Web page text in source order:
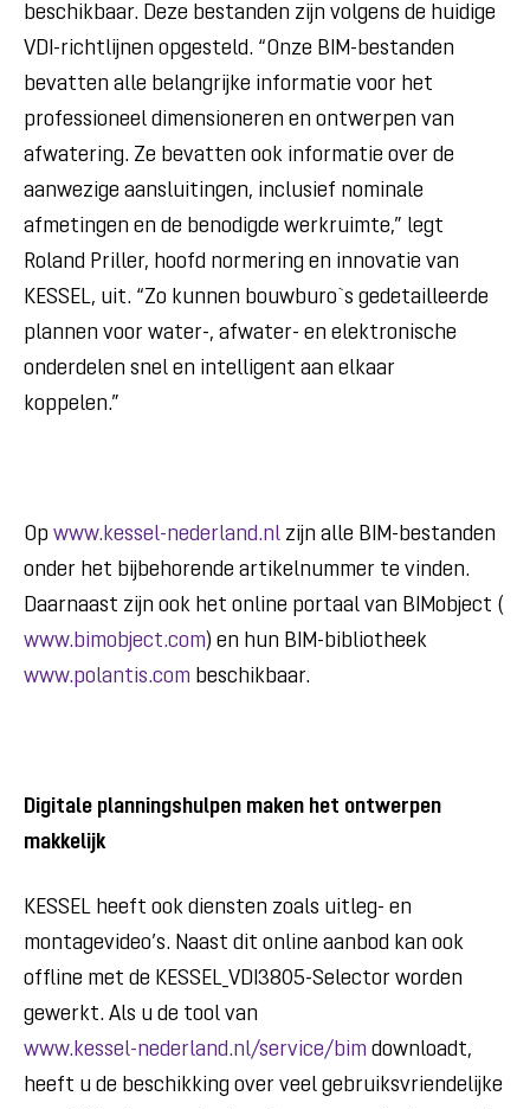
beschikbaar. Deze bestanden zijn volgens de huidige
VDI-richtlijnen opgesteld. “Onze BIM-bestanden
bevatten alle belangrijke informatie voor het
professioneel dimensioneren en ontwerpen van
afwatering. Ze bevatten ook informatie over de
aanwezige aansluitingen, inclusief nominale
afmetingen en de benodigde werkruimte,” legt
Roland Priller, hoofd normering en innovatie van
KESSEL, uit. “Zo kunnen bouwburo`s gedetailleerde
plannen voor water-, afwater- en elektronische
onderdelen snel en intelligent aan elkaar
koppelen.”
Op www.kessel-nederland.nl zijn alle BIM-bestanden
onder het bijbehorende artikelnummer te vinden.
Daarnaast zijn ook het online portaal van BIMobject (
www.bimobject.com) en hun BIM-bibliotheek
www.polantis.com beschikbaar.
Digitale planningshulpen maken het ontwerpen
makkelijk
KESSEL heeft ook diensten zoals uitleg- en
montagevideo’s. Naast dit online aanbod kan ook
offline met de KESSEL_VDI3805-Selector worden
gewerkt. Als u de tool van
www.kessel-nederland.nl/service/bim downloadt,
heeft u de beschikking over veel gebruiksvriendelijke